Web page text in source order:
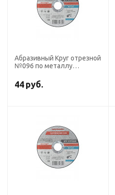
Абразивный Круг отрезной
№096 по металлу
ПрофОснастка Эксперт
тип 41
44 руб.